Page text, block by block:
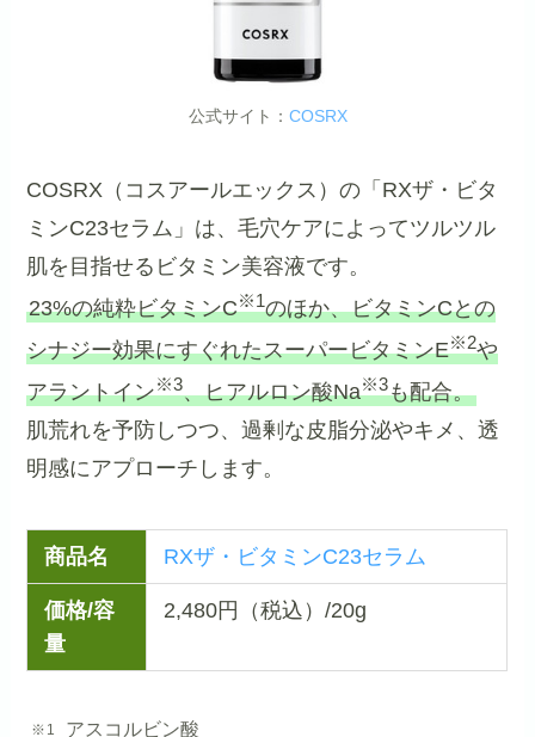
公式サイト： COSRX
COSRX（コスアールエックス）の「RXザ・ビタ
ミンC23セラム」は、毛穴ケアによってツルツル
肌を目指せるビタミン美容液です。
23%の純粋ビタミンC※1のほか、ビタミンCとの
シナジー効果にすぐれたスーパービタミンE※2や
アラントイン※3、ヒアルロン酸Na※3も配合。
肌荒れを予防しつつ、過剰な皮脂分泌やキメ、透
明感にアプローチします。
商品名 RXザ・ビタミンC23セラム
価格/容
量
2,480円（税込）/20g
アスコルビン酸